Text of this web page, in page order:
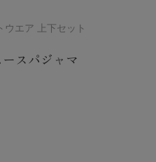
エア 上下セット
スパジャマ